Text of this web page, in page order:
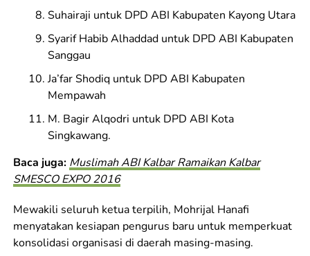
Suhairaji untuk DPD ABI Kabupaten Kayong Utara
Syarif Habib Alhaddad untuk DPD ABI Kabupaten
Sanggau
Ja’far Shodiq untuk DPD ABI Kabupaten
Mempawah
M. Bagir Alqodri untuk DPD ABI Kota
Singkawang.
Baca juga: Muslimah ABI Kalbar Ramaikan Kalbar
SMESCO EXPO 2016
Mewakili seluruh ketua terpilih, Mohrijal Hanafi
menyatakan kesiapan pengurus baru untuk memperkuat
konsolidasi organisasi di daerah masing-masing.